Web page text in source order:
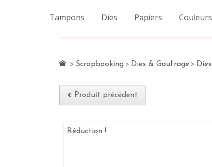
Tampons Dies Papiers Couleurs
> Scrapbooking > Dies & Gaufrage > Dies
Produit précédent
Réduction !